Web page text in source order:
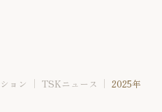
ョン TSKニュース 2025年